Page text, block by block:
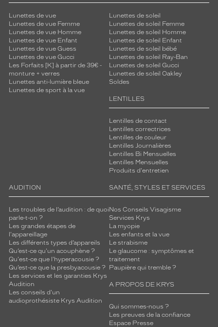
Lunettes de vue
Lunettes de vue Femme
Lunettes de vue Homme
Lunettes de vue Enfant
Lunettes de vue Guess
Lunettes de vue Gucci
Les Forfaits [K] à partir de 39€ -
monture + verres
Lunettes anti-lumière bleue
Lunettes de sport à la vue
Lunettes de soleil
Lunettes de soleil Femme
Lunettes de soleil Homme
Lunettes de soleil Enfant
Lunettes de soleil bébé
Lunettes de soleil Ray-Ban
Lunettes de soleil Gucci
Lunettes de soleil Oakley
Soldes
LENTILLES
Lentilles de contact
Lentilles correctrices
Lentilles de couleur
Lentilles Journalières
Lentilles Bi Mensuelles
Lentilles Mensuelles
Produits d'entretien
AUDITION
Les troubles de l’audition : de quoi
parle-t-on ?
Les grandes étapes de
l'appareillage
Les différents types d’appareils
Qu’est-ce qu'un acouphène ?
Qu'est-ce que l'hyperacousie ?
Qu’est-ce que la presbyacousie ?
Les services et les garanties Krys
Audition
Les conseils d'un
audioprothésiste Krys Audition
SANTÉ, STYLES ET SERVICES
Nos Conseils Visagisme
Services Krys
La myopie
Les enfants et la vue
Le strabisme
Le glaucome : symptômes et
traitement
Paupière qui tremble ?
A PROPOS DE KRYS
Qui sommes-nous ?
Les preuves de la confiance
Espace Presse